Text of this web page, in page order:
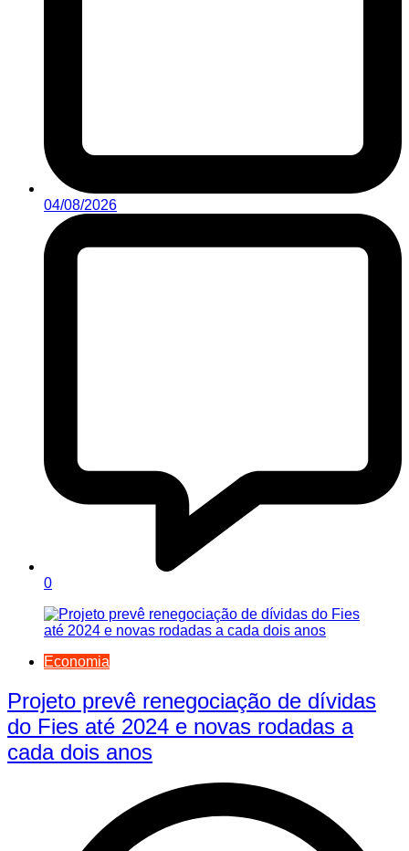
04/08/2026
0
Economia
Projeto prevê renegociação de dívidas
do Fies até 2024 e novas rodadas a
cada dois anos